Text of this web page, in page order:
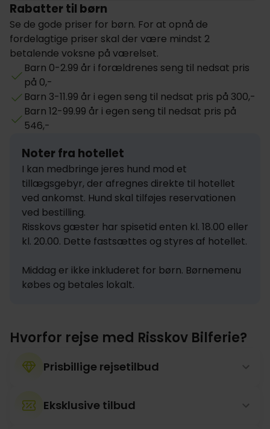
Rabatter til børn
Se de gode priser for børn. For at opnå de
fordelagtige priser skal der være mindst 2
betalende voksne på værelset.
Barn 0-2.99 år i forældrenes seng til nedsat pris
på 0,-
Barn 3-11.99 år i egen seng til nedsat pris på 300,-
Barn 12-99.99 år i egen seng til nedsat pris på
546,-
Noter fra hotellet
I kan medbringe jeres hund mod et
tillægsgebyr, der afregnes direkte til hotellet
ved ankomst. Hund skal tilføjes reservationen
ved bestilling.
Risskovs gæster har spisetid enten kl. 18.00 eller
kl. 20.00. Dette fastsættes og styres af hotellet.
Middag er ikke inkluderet for børn. Børnemenu
købes og betales lokalt.
Hvorfor rejse med Risskov Bilferie?
Prisbillige rejsetilbud
Eksklusive tilbud